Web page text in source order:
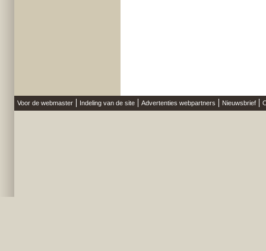
Voor de webmaster Indeling van de site Advertenties webpartners Nieuwsbrief